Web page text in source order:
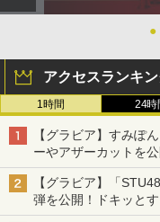
●
アクセスランキ
1時間 24時
【グラビア】すみぽ
ーやアザーカットを公
タイトルは「offcourt
【グラビア】「
弾を公開！ドキッと